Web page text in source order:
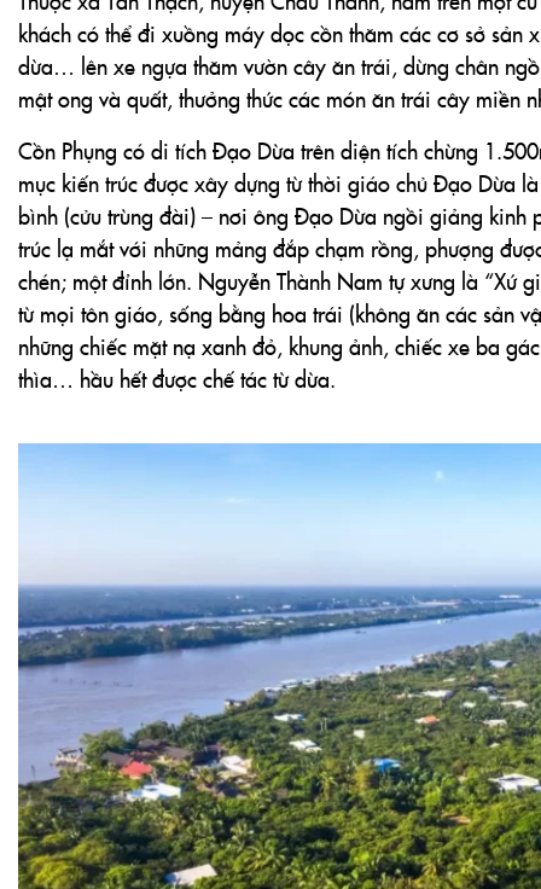
mục kiến trúc được xây dựng từ thời giáo chủ Đạo Dừa
bình (cửu trùng đài) – nơi ông Đạo Dừa ngồi giảng
trúc lạ mắt với những mảng đắp chạm rồng, phượng
chén; một đỉnh lớn. Nguyễn Thành Nam tự xưng là “Xứ
từ mọi tôn giáo, sống bằng hoa trái (không ăn các sản
những chiếc mặt nạ xanh đỏ, khung ảnh, chiếc xe ba
thìa… hầu hết được chế tác từ dừa.